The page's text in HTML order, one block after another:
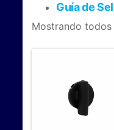
Guía de
Mostrando